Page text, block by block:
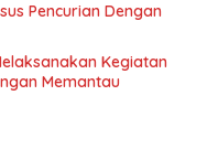
Pencurian Dengan
Kegiatan
Memantau